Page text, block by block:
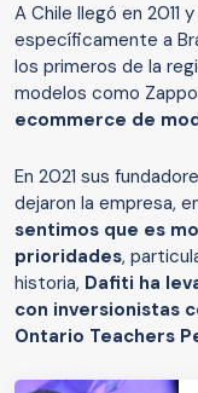
A Chile llegó en 2011
específicamente a
los primeros de la
modelos como
ecommerce de
En 2021 sus
dejaron la empresa,
sentimos que es
prioridades,
historia, Dafiti ha
con inversionistas
Ontario Teachers